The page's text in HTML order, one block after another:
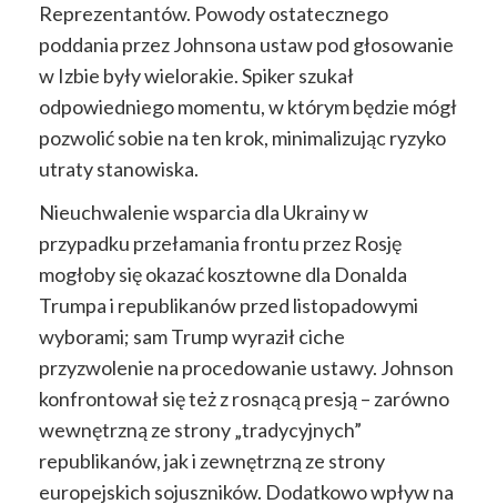
Reprezentantów. Powody ostatecznego
poddania przez Johnsona ustaw pod głosowanie
w Izbie były wielorakie. Spiker szukał
odpowiedniego momentu, w którym będzie mógł
pozwolić sobie na ten krok, minimalizując ryzyko
utraty stanowiska.
Nieuchwalenie wsparcia dla Ukrainy w
przypadku przełamania frontu przez Rosję
mogłoby się okazać kosztowne dla Donalda
Trumpa i republikanów przed listopadowymi
wyborami; sam Trump wyraził ciche
przyzwolenie na procedowanie ustawy. Johnson
konfrontował się też z rosnącą presją – zarówno
wewnętrzną ze strony „tradycyjnych”
republikanów, jak i zewnętrzną ze strony
europejskich sojuszników. Dodatkowo wpływ na